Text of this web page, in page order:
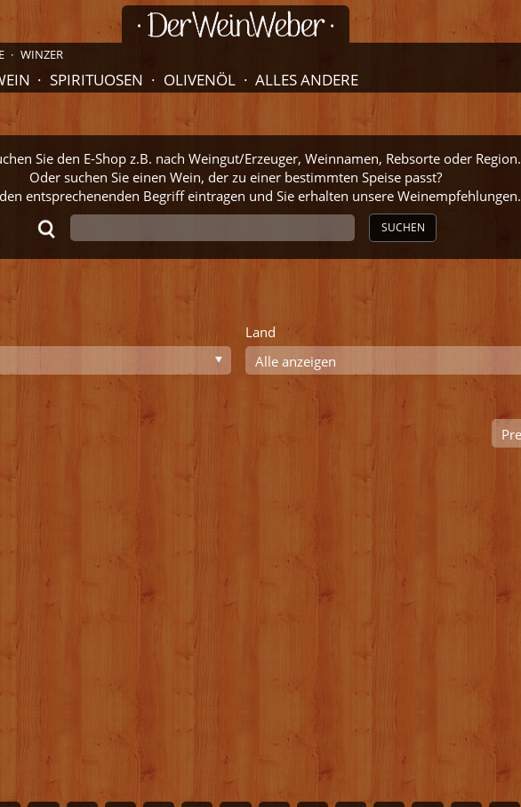
WINZER
SPIRITUOSEN OLIVENÖL ALLES ANDERE
Sie den E-Shop z.B. nach Weingut/Erzeuger, Weinnamen, Rebsorte oder Region.
Oder suchen Sie einen Wein, der zu einer bestimmten Speise passt?
entsprechenenden Begriff eintragen und Sie erhalten unsere Weinempfehlungen.
SUCHEN
Land